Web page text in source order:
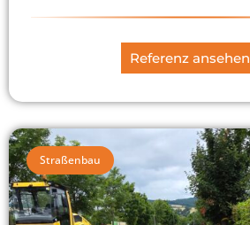
Referenz ansehen
Straßenbau